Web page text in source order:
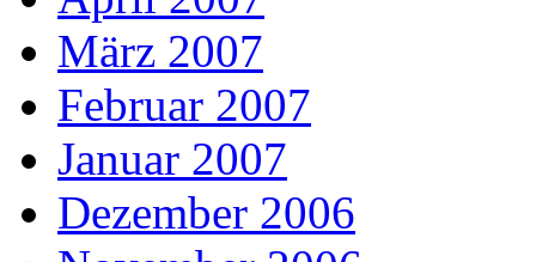
März 2007
Februar 2007
Januar 2007
Dezember 2006